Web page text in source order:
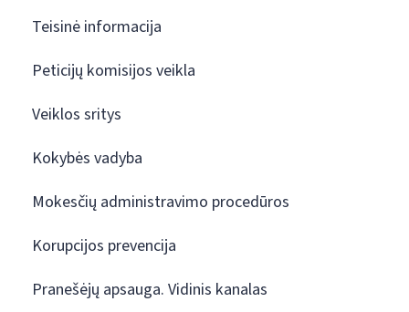
Teisinė informacija
Peticijų komisijos veikla
Veiklos sritys
Kokybės vadyba
Mokesčių administravimo procedūros
Korupcijos prevencija
Pranešėjų apsauga. Vidinis kanalas